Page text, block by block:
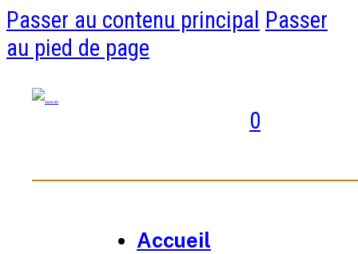
Passer au contenu principal Passer
au pied de page
0
Accueil